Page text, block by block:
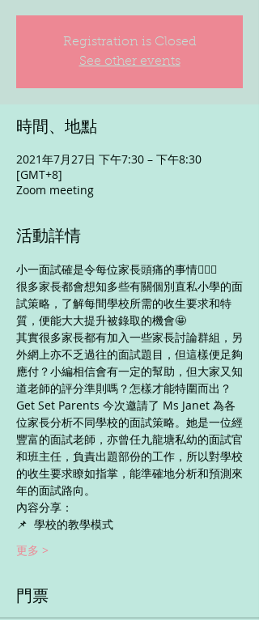
Registration is Closed
See other events
時間、地點
2021年7月27日 下午7:30 – 下午8:30
[GMT+8]
Zoom meeting
活動詳情
小一面試確是令每位家長頭痛的事情🤦🏻‍♀️
很多家長都會想知多些有關個別直私小學的面
試策略，了解每間學校所需的收生要求和特
質，便能大大提升被錄取的機會🤩
其實很多家長都有加入一些家長討論群組，另
外網上亦不乏過往的面試題目，但這樣便足夠
應付？小編相信會有一定的幫助，但大家又知
道老師的評分準則嗎？怎樣才能特圍而出？
Get Set Parents 今次邀請了 Ms Janet 為各
位家長分析不同學校的面試策略。她是一位經
豐富的面試老師，亦曾任九龍塘私幼的面試官
和班主任，負責出題部份的工作，所以對學校
的收生要求瞭如指掌，能準確地分析和預測來
年的面試路向。
內容分享：
📌  學校的教學模式
更多 >
門票